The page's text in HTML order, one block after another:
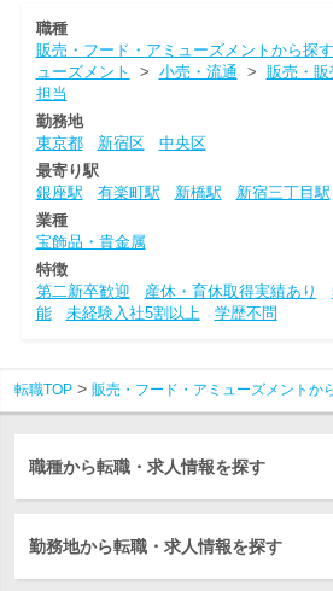
職種
販売・フード・アミューズメントから探す
ューズメント
> 小売・流通 > 販売・
担当
勤務地
東京都
新宿区
中央区
最寄り駅
銀座駅
有楽町駅 新橋駅
新宿三丁目駅
業種
宝飾品・貴金属
特徴
第二新卒歓迎
産休・育休取得実績あり
能
未経験入社5割以上 学歴不問
転職TOP 販売・フード・アミューズメントか
職種から転職・求人情報を探す
勤務地から転職・求人情報を探す